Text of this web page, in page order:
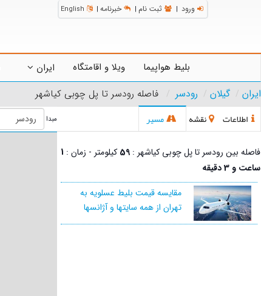
ورود | ثبت نام | خبرنامه |
English
بلیط هواپیما ویلا و اقامتگاه ایران
ایران
گیلان رودسر فاصله رودسر تا پل چوبی کیاشهر
اطلاعات نقشه مسیر مبدا
فاصله بین رودسر تا پل چوبی کیاشهر : 59کیلومتر - زمان : 1
ساعت و 3 دقیقه
مقایسه قیمت بلیط عسلویه به
تهران از همه سایتها و آژانسها